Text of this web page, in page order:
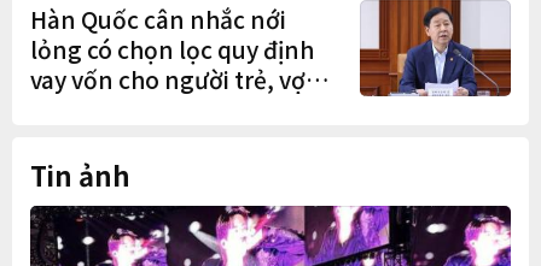
Hàn Quốc cân nhắc nới
lỏng có chọn lọc quy định
vay vốn cho người trẻ, vợ
Tin ảnh